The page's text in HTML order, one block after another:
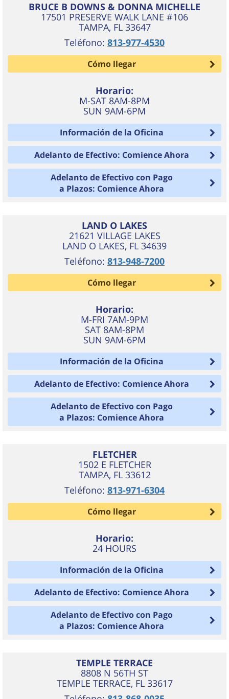
BRUCE B DOWNS & DONNA MICHELLE
17501 PRESERVE WALK LANE #106
TAMPA, FL 33647
Teléfono: 813-977-4530
Cómo llegar
Horario:
M-SAT 8AM-8PM
SUN 9AM-6PM
Información de la Oficina
Adelanto de Efectivo: Comience Ahora
Adelanto de Efectivo con Pago
a Plazos: Comience Ahora
LAND O LAKES
21621 VILLAGE LAKES
LAND O LAKES, FL 34639
Teléfono: 813-948-7200
Cómo llegar
Horario:
M-FRI 7AM-9PM
SAT 8AM-8PM
SUN 9AM-6PM
Información de la Oficina
Adelanto de Efectivo: Comience Ahora
Adelanto de Efectivo con Pago
a Plazos: Comience Ahora
FLETCHER
1502 E FLETCHER
TAMPA, FL 33612
Teléfono: 813-971-6304
Cómo llegar
Horario:
24 HOURS
Información de la Oficina
Adelanto de Efectivo: Comience Ahora
Adelanto de Efectivo con Pago
a Plazos: Comience Ahora
TEMPLE TERRACE
8808 N 56TH ST
TEMPLE TERRACE, FL 33617